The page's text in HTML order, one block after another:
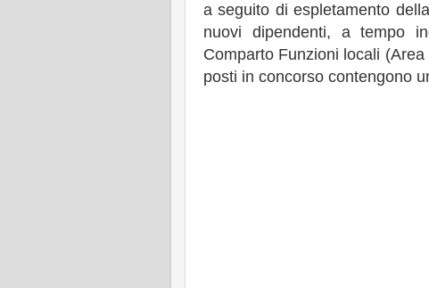
a seguito di espletamento
nuovi dipendenti, a tempo
Comparto Funzioni locali
posti in concorso contengono